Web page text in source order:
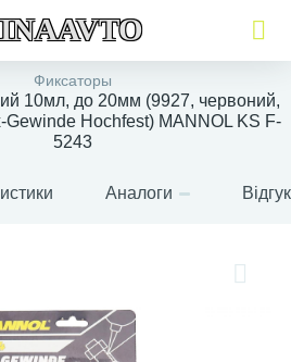
Фиксаторы
10мл, до 20мм (9927, червоний,
Hochfest) MANNOL KS F-
5243
Аналоги